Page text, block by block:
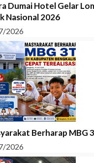
Dumai Hotel Gelar
Nasional 2026
2026
Berharap MBG
2026